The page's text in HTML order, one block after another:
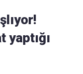
yaptığı